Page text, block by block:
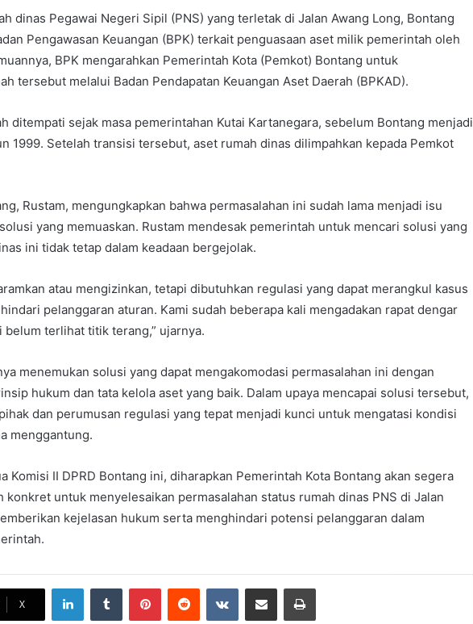
dinas Pegawai Negeri Sipil (PNS) yang terletak di Jalan Awang Long, Bontang
Pengawasan Keuangan (BPK) terkait penguasaan aset milik pemerintah oleh
BPK mengarahkan Pemerintah Kota (Pemkot) Bontang untuk
tersebut melalui Badan Pendapatan Keuangan Aset Daerah (BPKAD).
ditempati sejak masa pemerintahan Kutai Kartanegara, sebelum Bontang menjadi
1999. Setelah transisi tersebut, aset rumah dinas dilimpahkan kepada Pemkot
Rustam, mengungkapkan bahwa permasalahan ini sudah lama menjadi isu
yang memuaskan. Rustam mendesak pemerintah untuk mencari solusi yang
ini tidak tetap dalam keadaan bergejolak.
atau mengizinkan, tetapi dibutuhkan regulasi yang dapat merangkul kasus
pelanggaran aturan. Kami sudah beberapa kali mengadakan rapat dengar
terlihat titik terang,” ujarnya.
menemukan solusi yang dapat mengakomodasi permasalahan ini dengan
hukum dan tata kelola aset yang baik. Dalam upaya mencapai solusi tersebut,
dan perumusan regulasi yang tepat menjadi kunci untuk mengatasi kondisi
menggantung.
Komisi II DPRD Bontang ini, diharapkan Pemerintah Kota Bontang akan segera
konkret untuk menyelesaikan permasalahan status rumah dinas PNS di Jalan
kejelasan hukum serta menghindari potensi pelanggaran dalam
X
LinkedInTumblr PinterestReddit VKontakteShare via Email Print